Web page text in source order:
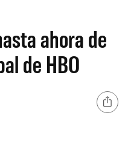
ahora de
de HBO